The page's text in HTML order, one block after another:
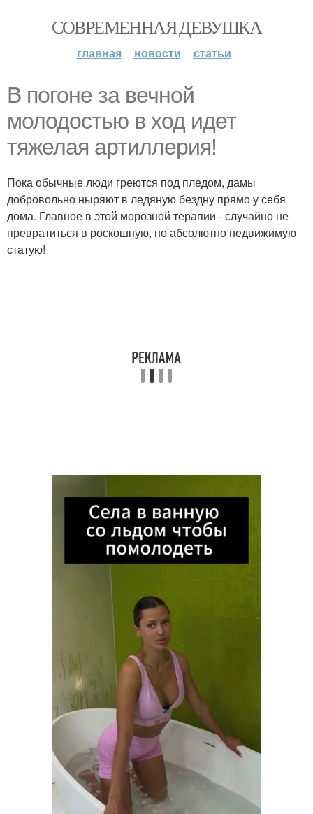
СОВРЕМЕННАЯ ДЕВУШКА
главная новости статьи
В погоне за вечной
молодостью в ход идет
тяжелая артиллерия!
Пока обычные люди греются под пледом, дамы
добровольно ныряют в ледяную бездну прямо у себя
дома. Главное в этой морозной терапии - случайно не
превратиться в роскошную, но абсолютно недвижимую
статую!